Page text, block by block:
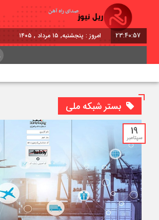
23:40:57 امروز : پنجشنبه, ۱۵ مرداد , ۱۴۰۵
بستر شبکه ملی
19
سپتامبر